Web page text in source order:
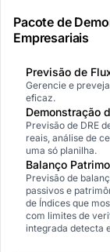
Pacote de
Empresariais
Previsão de
Gerencie e
eficaz.
Demonstração
Previsão de DRE
reais, análise de
uma só planilha.
Balanço
Previsão de
passivos e
de Índices que
com limites de
integrada detecta